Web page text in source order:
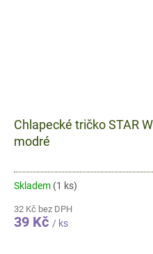
Chlapecké tričko STAR
modré
Skladem (1 ks)
32 Kč bez DPH
39 Kč / ks